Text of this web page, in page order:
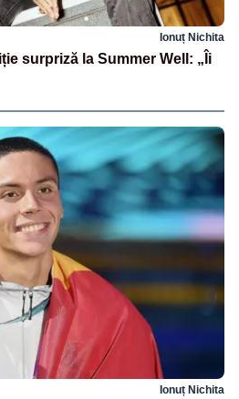
Ionuț Nichita
surpriză la Summer Well: „Îi
Ionuț Nichita